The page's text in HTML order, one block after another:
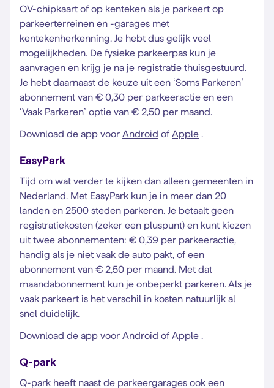
OV-chipkaart of op kenteken als je parkeert op
parkeerterreinen en -garages met
kentekenherkenning. Je hebt dus gelijk veel
mogelijkheden. De fysieke parkeerpas kun je
aanvragen en krijg je na je registratie thuisgestuurd.
Je hebt daarnaast de keuze uit een ‘Soms Parkeren’
abonnement van € 0,30 per parkeeractie en een
‘Vaak Parkeren’ optie van € 2,50 per maand.
Download de app voor Android of Apple .
EasyPark
Tijd om wat verder te kijken dan alleen gemeenten in
Nederland. Met EasyPark kun je in meer dan 20
landen en 2500 steden parkeren. Je betaalt geen
registratiekosten (zeker een pluspunt) en kunt kiezen
uit twee abonnementen: € 0,39 per parkeeractie,
handig als je niet vaak de auto pakt, of een
abonnement van € 2,50 per maand. Met dat
maandabonnement kun je onbeperkt parkeren. Als je
vaak parkeert is het verschil in kosten natuurlijk al
snel duidelijk.
Download de app voor Android of Apple .
Q-park
Q-park heeft naast de parkeergarages ook een